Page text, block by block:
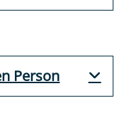
Person